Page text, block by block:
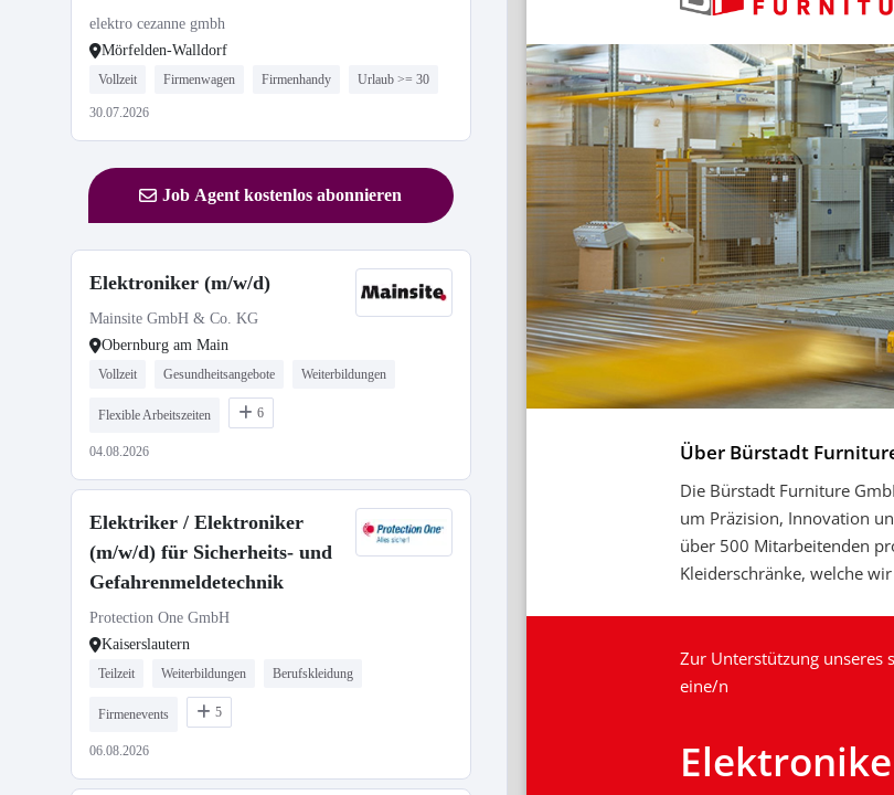
elektro cezanne gmbh
Mörfelden-Walldorf
Vollzeit Firmenwagen Firmenhandy Urlaub >= 30
30.07.2026
Job Agent kostenlos abonnieren
Elektroniker (m/w/d)
Mainsite GmbH & Co. KG
Obernburg am Main
Vollzeit Gesundheitsangebote Weiterbildungen
Flexible Arbeitszeiten 6
04.08.2026
Elektriker / Elektroniker
(m/w/d) für Sicherheits- und
Gefahrenmeldetechnik
Protection One GmbH
Kaiserslautern
Teilzeit Weiterbildungen Berufskleidung
Firmenevents 5
06.08.2026